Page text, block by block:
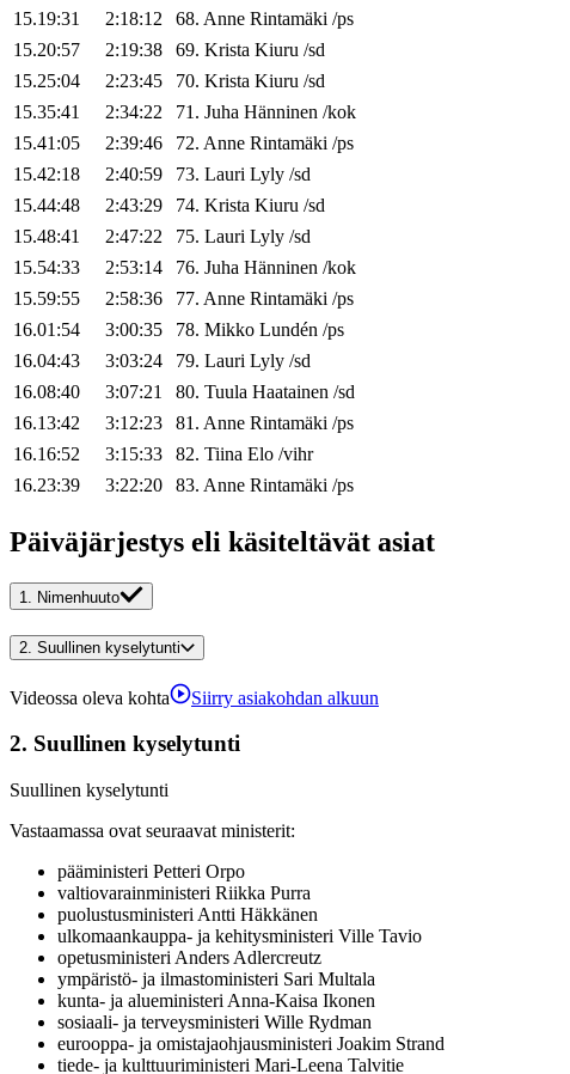
15.19:31
2:18:12 68. Anne Rintamäki /ps
15.20:57
2:19:38 69. Krista Kiuru /sd
15.25:04
2:23:45 70. Krista Kiuru /sd
15.35:41
2:34:22 71. Juha Hänninen /kok
15.41:05
2:39:46 72. Anne Rintamäki /ps
15.42:18
2:40:59 73. Lauri Lyly /sd
15.44:48
2:43:29 74. Krista Kiuru /sd
15.48:41
2:47:22 75. Lauri Lyly /sd
15.54:33
2:53:14 76. Juha Hänninen /kok
15.59:55
2:58:36 77. Anne Rintamäki /ps
16.01:54
3:00:35 78. Mikko Lundén /ps
16.04:43
3:03:24 79. Lauri Lyly /sd
16.08:40
3:07:21 80. Tuula Haatainen /sd
16.13:42
3:12:23 81. Anne Rintamäki /ps
16.16:52
3:15:33 82. Tiina Elo /vihr
16.23:39
3:22:20 83. Anne Rintamäki /ps
Päiväjärjestys eli käsiteltävät asiat
1. Nimenhuuto
2. Suullinen kyselytunti
Videossa oleva kohta Siirry asiakohdan alkuun
2. Suullinen kyselytunti
Suullinen kyselytunti
Vastaamassa ovat seuraavat ministerit:
pääministeri Petteri Orpo
valtiovarainministeri Riikka Purra
puolustusministeri Antti Häkkänen
ulkomaankauppa- ja kehitysministeri Ville Tavio
opetusministeri Anders Adlercreutz
ympäristö- ja ilmastoministeri Sari Multala
kunta- ja alueministeri Anna-Kaisa Ikonen
sosiaali- ja terveysministeri Wille Rydman
eurooppa- ja omistajaohjausministeri Joakim Strand
tiede- ja kulttuuriministeri Mari-Leena Talvitie